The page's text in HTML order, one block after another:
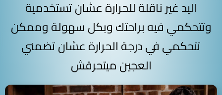
اليد غير ناقلة للحرارة عشان تستخدمية
وتتحكمي فيه براحتك وبكل سهولة وممكن
تتحكمي في درجة الحرارة عشان تضمني
العجين ميتحرقش